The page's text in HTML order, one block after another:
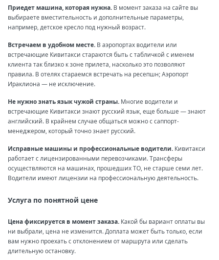
Приедет машина, которая нужна. В момент заказа на сайте вы
выбираете вместительность и дополнительные параметры,
например, детское кресло под нужный возраст.
Встречаем в удобном месте. В аэропортах водители или
встречающие Кивитакси стараются быть с табличкой с именем
клиента так близко к зоне прилета, насколько это позволяют
правила. В отелях стараемся встречать на ресепшн; Аэропорт
Ираклиона — не исключение.
Не нужно знать язык чужой страны. Многие водители и
встречающие Кивитакси знают русский язык, еще больше — знают
английский. В крайнем случае общаться можно с саппорт-
менеджером, который точно знает русский.
Исправные машины и профессиональные водители. Кивитакси
работает с лицензированными перевозчиками. Трансферы
осуществляются на машинах, прошедших ТО, не старше семи лет.
Водители имеют лицензии на профессиональную деятельность.
Услуга по понятной цене
Цена фиксируется в момент заказа. Какой бы вариант оплаты вы
ни выбрали, цена не изменится. Доплата может быть только, если
вам нужно проехать с отклонением от маршрута или сделать
длительную остановку.